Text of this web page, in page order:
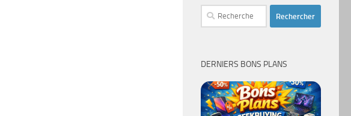
Rechercher :
DERNIERS BONS PLANS